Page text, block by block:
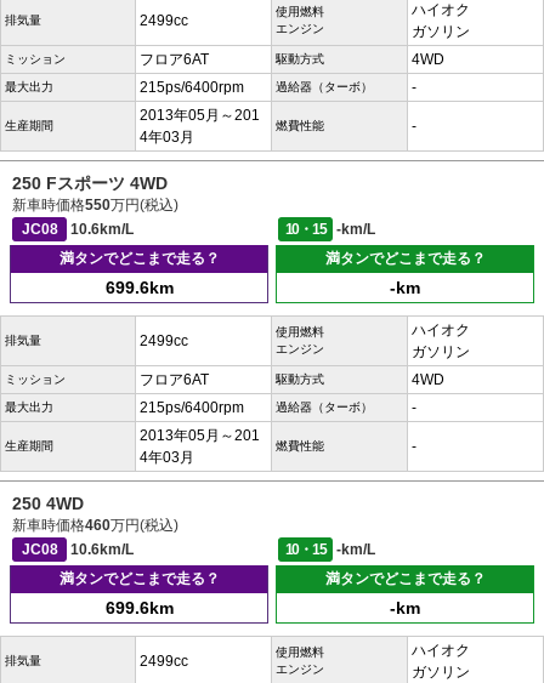
排気量 2499cc
使用燃料
エンジン
ハイオク
ガソリン
ミッション フロア6AT 駆動方式 4WD
最大出力 215ps/6400rpm 過給器（ターボ） -
生産期間
2013年05月～201
4年03月
燃費性能 -
250 Fスポーツ 4WD
新車時価格550万円(税込)
JC08
10.6km/L 10・15
-km/L
満タンでどこまで走る？
699.6km
満タンでどこまで走る？
-km
排気量 2499cc
使用燃料
エンジン
ハイオク
ガソリン
ミッション フロア6AT 駆動方式 4WD
最大出力 215ps/6400rpm 過給器（ターボ） -
生産期間
2013年05月～201
4年03月
燃費性能 -
250 4WD
新車時価格460万円(税込)
JC08
10.6km/L 10・15
-km/L
満タンでどこまで走る？
699.6km
満タンでどこまで走る？
-km
排気量 2499cc
使用燃料
エンジン
ハイオク
ガソリン